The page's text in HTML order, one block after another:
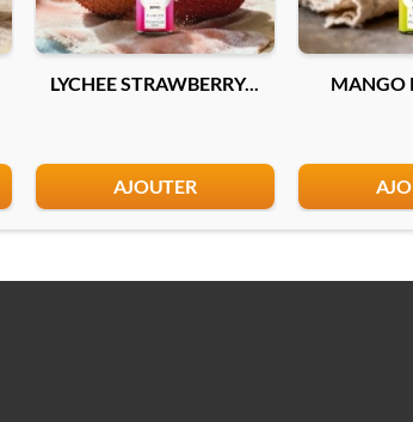
LYCHEE STRAWBERRY...
AJOUTER
MANGO